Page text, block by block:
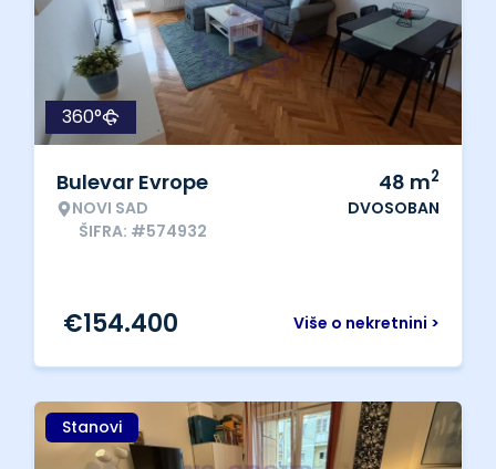
360°
Bulevar Evrope
NOVI SAD
ŠIFRA: #574932
48 m2
DVOSOBAN
Više o nekretnini >
€154.400
Stanovi